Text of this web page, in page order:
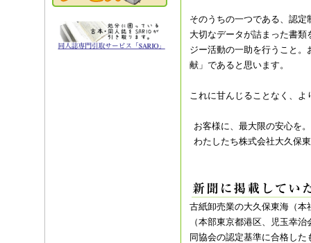
そのうちの一つである、認
大切なデータが詰まった書
ジー活動の一助を行うこと
献」であると思います。
これに甘んじることなく、
お客様に、最大限の安心を
わたしたち株式会社大久保
古紙卸売業の大久保東海（
（本部東京都港区、児玉幸
同協会の認定基準に合格し